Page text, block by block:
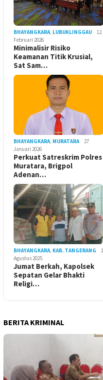
BHAYANGKARA LUBUKLINGGAU
12
Februari 2026
Minimalisir Risiko
Keamanan Titik Krusial,
Sat Sam…
BHAYANGKARA MURATARA
27
Januari 2026
Perkuat Satreskrim Polres
Muratara, Brigpol
Adenan…
BHAYANGKARA KAB. TANGERANG
1
Agustus 2025
Jumat Berkah, Kapolsek
Sepatan Gelar Bhakti
Religi…
BERITA KRIMINAL